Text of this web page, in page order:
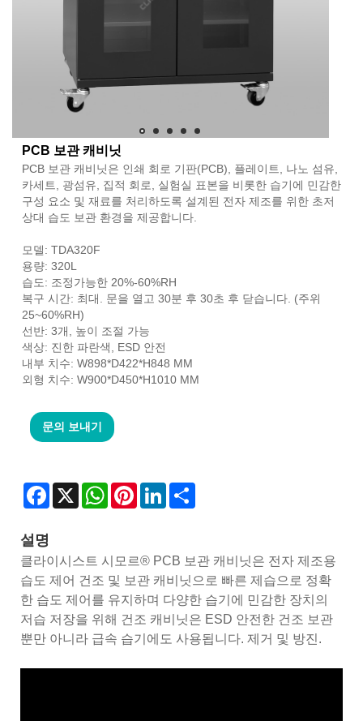
PCB 보관 캐비닛
PCB 보관 캐비닛은 인쇄 회로 기판(PCB), 플레이트, 나노 섬유,
카세트, 광섬유, 집적 회로, 실험실 표본을 비롯한 습기에 민감한
구성 요소 및 재료를 처리하도록 설계된 전자 제조를 위한 초저
상대 습도 보관 환경을 제공합니다.
모델: TDA320F
용량: 320L
습도: 조정가능한 20%-60%RH
복구 시간: 최대. 문을 열고 30분 후 30초 후 닫습니다. (주위
25~60%RH)
선반: 3개, 높이 조절 가능
색상: 진한 파란색, ESD 안전
내부 치수: W898*D422*H848 MM
외형 치수: W900*D450*H1010 MM
문의 보내기
Facebook
X WhatsAppPinterestLinkedIn
설명
클라이시스트 시모르® PCB 보관 캐비닛은 전자 제조용
습도 제어 건조 및 보관 캐비닛으로 빠른 제습으로 정확
한 습도 제어를 유지하며 다양한 습기에 민감한 장치의
저습 저장을 위해 건조 캐비닛은 ESD 안전한 건조 보관
뿐만 아니라 급속 습기에도 사용됩니다. 제거 및 방진.